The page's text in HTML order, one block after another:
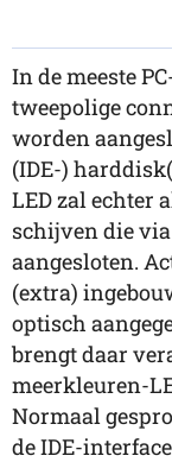
In de meeste
tweepolige
worden
(IDE-)
LED zal echter
schijven die
aangesloten.
(extra)
optisch
brengt daar
meerkleuren-
Normaal
de IDE-